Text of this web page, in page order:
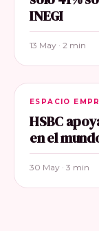
INEGI
13 May · 2 min
ESPACIO
HSBC
en el
30 May · 3 min